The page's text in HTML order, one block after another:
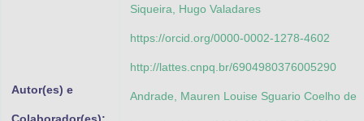
Autor(es) e
Siqueira, Hugo Valadares
https://orcid.org/0000-0002-1278-4602
http://lattes.cnpq.br/6904980376005290
Andrade, Mauren Louise Sguario Coelho de